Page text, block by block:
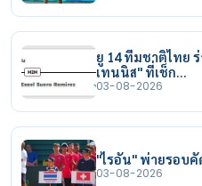
ยู 14 ทีมชาติไทย
เทนนิส" ที่เช็ก…
03-08-2026
"ไรอัน" พ่ายรอบคั
03-08-2026